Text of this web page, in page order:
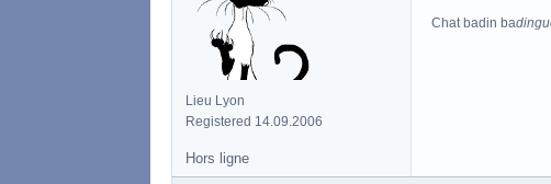
Lieu Lyon
Registered 14.09.2006
Chat badin ba
Hors ligne